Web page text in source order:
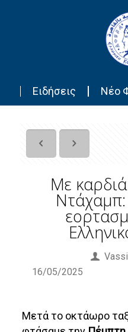
Ειδήσεις Νέο
Με
Ντάχαμπ:
16/05/2025
Μετά το οκτάωρο